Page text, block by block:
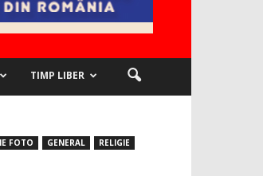
TIMP LIBER
FOTO GENERAL
RELIGIE